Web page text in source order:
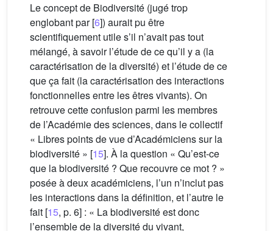
Le concept de Biodiversité (jugé trop
englobant par [6]) aurait pu être
scientifiquement utile s’il n’avait pas tout
mélangé, à savoir l’étude de ce qu’il y a (la
caractérisation de la diversité) et l’étude de ce
que ça fait (la caractérisation des interactions
fonctionnelles entre les êtres vivants). On
retrouve cette confusion parmi les membres
de l’Académie des sciences, dans le collectif
« Libres points de vue d’Académiciens sur la
biodiversité » [15]. À la question « Qu’est-ce
que la biodiversité ? Que recouvre ce mot ? »
posée à deux académiciens, l’un n’inclut pas
les interactions dans la définition, et l’autre le
fait [15, p. 6] : « La biodiversité est donc
l’ensemble de la diversité du vivant,